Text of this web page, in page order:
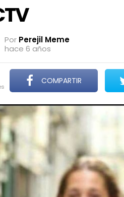
Por Perejil Meme
hace 6 años
COMPARTIR